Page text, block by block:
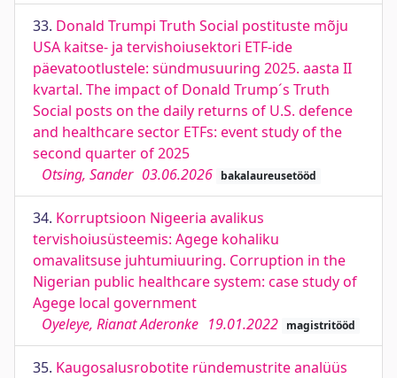
33. Donald Trumpi Truth Social postituste mõju
USA kaitse- ja tervishoiusektori ETF-ide
päevatootlustele: sündmusuuring 2025. aasta II
kvartal. The impact of Donald Trump´s Truth
Social posts on the daily returns of U.S. defence
and healthcare sector ETFs: event study of the
second quarter of 2025
Otsing, Sander 03.06.2026 bakalaureusetööd
34. Korruptsioon Nigeeria avalikus
tervishoiusüsteemis: Agege kohaliku
omavalitsuse juhtumiuuring. Corruption in the
Nigerian public healthcare system: case study of
Agege local government
Oyeleye, Rianat Aderonke 19.01.2022 magistritööd
35. Kaugosalusrobotite ründemustrite analüüs